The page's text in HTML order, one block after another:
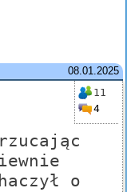
08.01.2025
11
4
o